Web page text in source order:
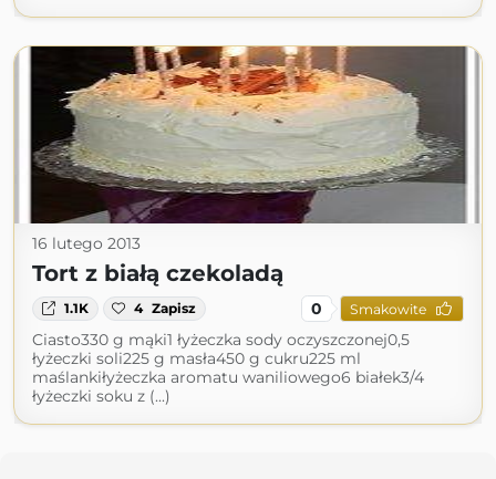
16 lutego 2013
Tort z białą czekoladą
1.1K 4 Zapisz 0 Smakowite
Ciasto330 g mąki1 łyżeczka sody oczyszczonej0,5
łyżeczki soli225 g masła450 g cukru225 ml
maślankiłyżeczka aromatu waniliowego6 białek3/4
łyżeczki soku z (...)